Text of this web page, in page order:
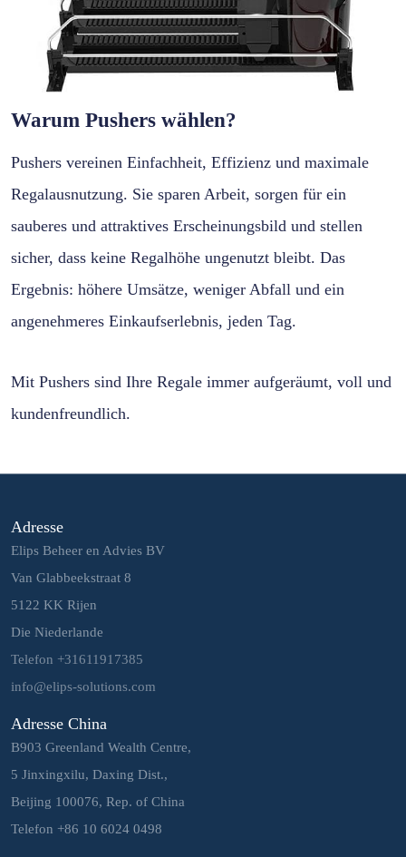
Warum Pushers wählen?
Pushers vereinen Einfachheit, Effizienz und maximale
Regalausnutzung. Sie sparen Arbeit, sorgen für ein
sauberes und attraktives Erscheinungsbild und stellen
sicher, dass keine Regalhöhe ungenutzt bleibt. Das
Ergebnis: höhere Umsätze, weniger Abfall und ein
angenehmeres Einkaufserlebnis, jeden Tag.
Mit Pushers sind Ihre Regale immer aufgeräumt, voll und
kundenfreundlich.
Adresse
Elips Beheer en Advies BV
Van Glabbeekstraat 8
5122 KK Rijen
Die Niederlande
Telefon +31611917385
info@elips-solutions.com
Adresse China
B903 Greenland Wealth Centre,
5 Jinxingxilu, Daxing Dist.,
Beijing 100076, Rep. of China
Telefon +86 10 6024 0498